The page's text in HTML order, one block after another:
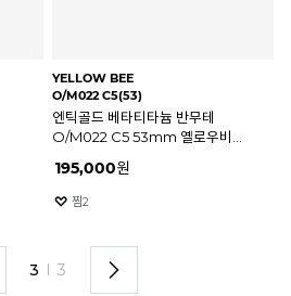
YELLOW BEE
O/M020 C5(48)
매트실버 베타티타늄 반무테
O/M020 C5 48mm 옐로우비
225,000원
찜9
1 3